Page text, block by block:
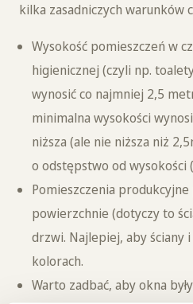
kilka zasadniczych warunków
Wysokość pomieszczeń w
higienicznej (czyli np.
wynosić co najmniej 2,5
minimalna wysokości
niższa (ale nie niższa niż
o odstępstwo od wysokości
Pomieszczenia
powierzchnie (dotyczy to
drzwi. Najlepiej, aby ściany i
kolorach.
Warto zadbać, aby okna